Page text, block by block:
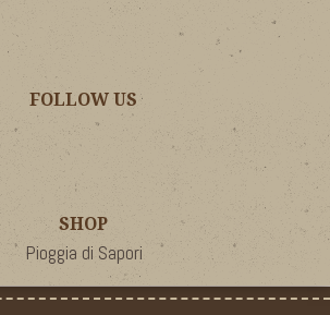
FOLLOW US
SHOP
Pioggia di Sapori